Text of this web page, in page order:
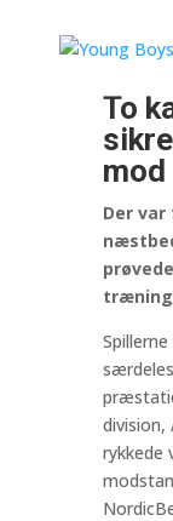
To
Der
division,
rykkede